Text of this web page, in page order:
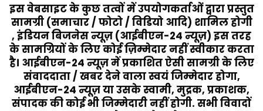
इस वेबसाइट के कुछ तत्वों में उपयोगकर्ताओं द्वारा प्रस्तुत
सामग्री (समाचार / फोटो / विडियो आदि) शामिल होगी
, इंडियन बिजनेस न्यूज़ (आईबीएन-24 न्यूज़) इस तरह
के सामग्रियों के लिए कोई ज़िम्मेदार नहीं स्वीकार करता
है। आईबीएन-24 न्यूज़ में प्रकाशित ऐसी सामग्री के लिए
संवाददाता / खबर देने वाला स्वयं जिम्मेदार होगा,
आईबीएन-24 न्यूज़ या उसके स्वामी, मुद्रक, प्रकाशक,
संपादक की कोई भी जिम्मेदारी नहीं होगी. सभी विवादों